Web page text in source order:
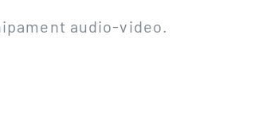
audio-video.